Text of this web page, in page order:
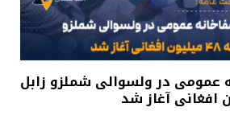
عمومی در ولسوالی شملزو زابل